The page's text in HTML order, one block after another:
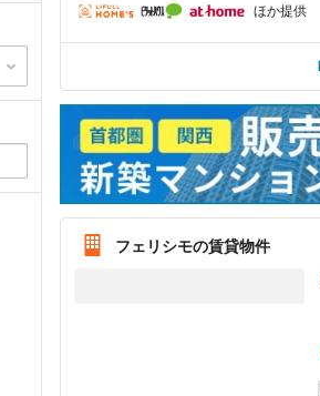
ほか提供
フェリシモの賃貸物件